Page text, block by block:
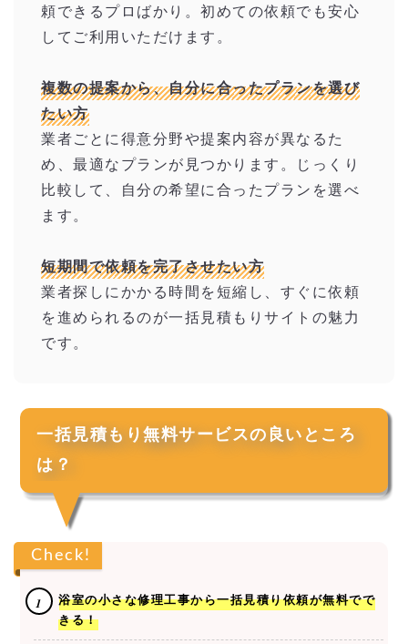
頼できるプロばかり。初めての依頼でも安心
してご利用いただけます。
複数の提案から、自分に合ったプランを選び
たい方
業者ごとに得意分野や提案内容が異なるた
め、最適なプランが見つかります。じっくり
比較して、自分の希望に合ったプランを選べ
ます。
短期間で依頼を完了させたい方
業者探しにかかる時間を短縮し、すぐに依頼
を進められるのが一括見積もりサイトの魅力
です。
一括見積もり無料サービスの良いところ
は？
Check!
浴室の小さな修理工事から一括見積り依頼が無料でで
きる！